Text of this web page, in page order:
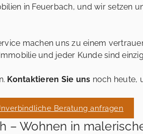
in Feuerbach, und wir setzen
machen uns zu einem
und jeder Kunde sind
Kontaktieren Sie uns noch heute,
Beratung anfragen
– Wohnen in